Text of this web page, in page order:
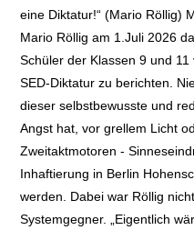
eine Diktatur!“ (Mario Röllig)
Mario Röllig am 1.Juli 2026
Schüler der Klassen 9 und
SED-Diktatur zu berichten.
dieser selbstbewusste und
Angst hat, vor grellem Licht
Zweitaktmotoren -
Inhaftierung in Berlin
werden. Dabei war Röllig
Systemgegner. „Eigentlich